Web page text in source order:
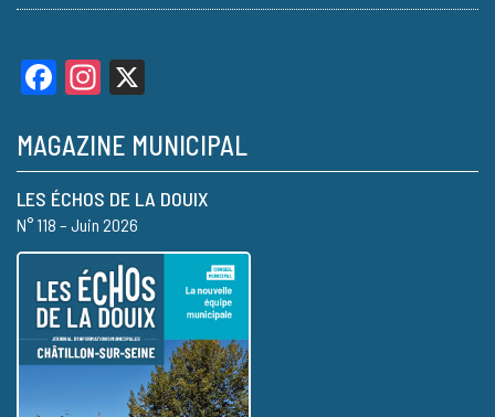
FacebookInstagram
MAGAZINE MUNICIPAL
LES ÉCHOS DE LA DOUIX
N° 118 – Juin 2026